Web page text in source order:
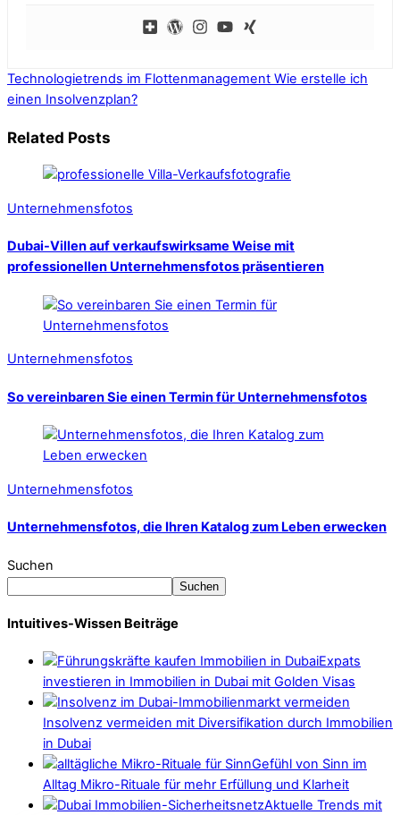
Technologietrends im Flottenmanagement Wie erstelle ich
einen Insolvenzplan?
Related Posts
Unternehmensfotos
Dubai-Villen auf verkaufswirksame Weise mit
professionellen Unternehmensfotos präsentieren
Unternehmensfotos
So vereinbaren Sie einen Termin für Unternehmensfotos
Unternehmensfotos
Unternehmensfotos, die Ihren Katalog zum Leben erwecken
Suchen
Suchen
Intuitives-Wissen Beiträge
Expats
investieren in Immobilien in Dubai mit Golden Visas
Insolvenz vermeiden mit Diversifikation durch Immobilien
in Dubai
Gefühl von Sinn im
Alltag Mikro-Rituale für mehr Erfüllung und Klarheit
Aktuelle Trends mit